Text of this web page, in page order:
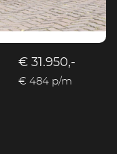
€ 31.950,-
€ 484 p/m